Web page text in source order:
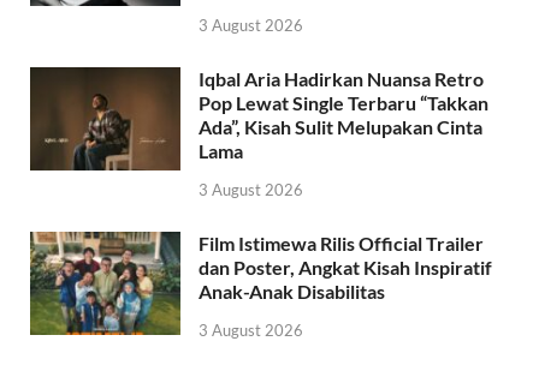
3 August 2026
Iqbal Aria Hadirkan Nuansa Retro
Pop Lewat Single Terbaru “Takkan
Ada”, Kisah Sulit Melupakan Cinta
Lama
3 August 2026
Film Istimewa Rilis Official Trailer
dan Poster, Angkat Kisah Inspiratif
Anak-Anak Disabilitas
3 August 2026